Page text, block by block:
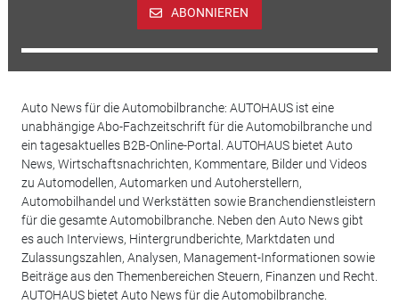
ABONNIEREN
Auto News für die Automobilbranche: AUTOHAUS ist eine
unabhängige Abo-Fachzeitschrift für die Automobilbranche und
ein tagesaktuelles B2B-Online-Portal. AUTOHAUS bietet Auto
News, Wirtschaftsnachrichten, Kommentare, Bilder und Videos
zu Automodellen, Automarken und Autoherstellern,
Automobilhandel und Werkstätten sowie Branchendienstleistern
für die gesamte Automobilbranche. Neben den Auto News gibt
es auch Interviews, Hintergrundberichte, Marktdaten und
Zulassungszahlen, Analysen, Management-Informationen sowie
Beiträge aus den Themenbereichen Steuern, Finanzen und Recht.
AUTOHAUS bietet Auto News für die Automobilbranche.